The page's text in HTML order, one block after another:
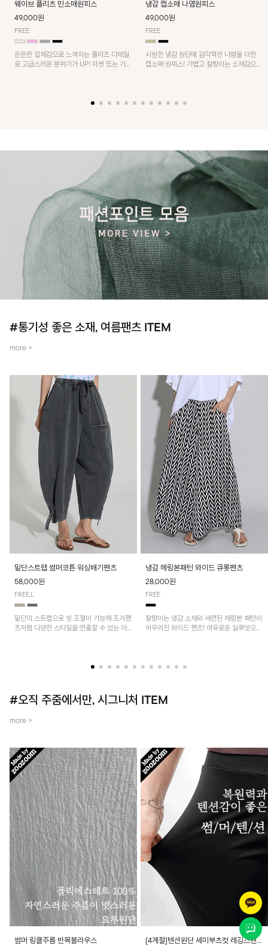
웨이브 플리츠 민소매원피스
49,000원
FREE
은은한 입체감으로 느껴지는 플리츠 디테일
로 고급스러운 분위기가 UP! 자켓 또는 가디
냉감 캡소매 나염원피스
49,000원
FREE
시원한 냉감 원단에 감각적인 나염을 더한
캡소매 원피스! 가볍고 찰랑이는 소재감으로
#통기성 좋은 소재, 여름팬츠 ITEM
more >
밑단스트랩 썸머코튼 워싱배기팬츠
58,000원
FREE,L
밑단의 스트랩으로 핏 조절이 가능해 조거팬
츠처럼 다양한 스타일을 연출할 수 있는 아
냉감 헤링본패턴 와이드 큐롯팬츠
28,000원
FREE
찰랑이는 냉감 소재와 세련된 헤링본 패턴이
어우러진 와이드 팬츠! 여유로운 실루엣으로
#오직 주줌에서만, 시그니처 ITEM
more >
썸머 링클주름 반목블라우스 [4계절]텐션원단 세미부츠컷 레깅스팬